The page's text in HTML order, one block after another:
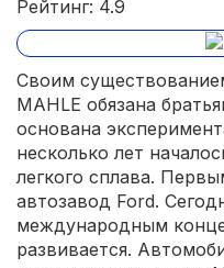
Рейтинг: 4.9
Своим
MAHLE обязана
основана
несколько лет
легкого сплава.
автозавод Ford.
международным
развивается.